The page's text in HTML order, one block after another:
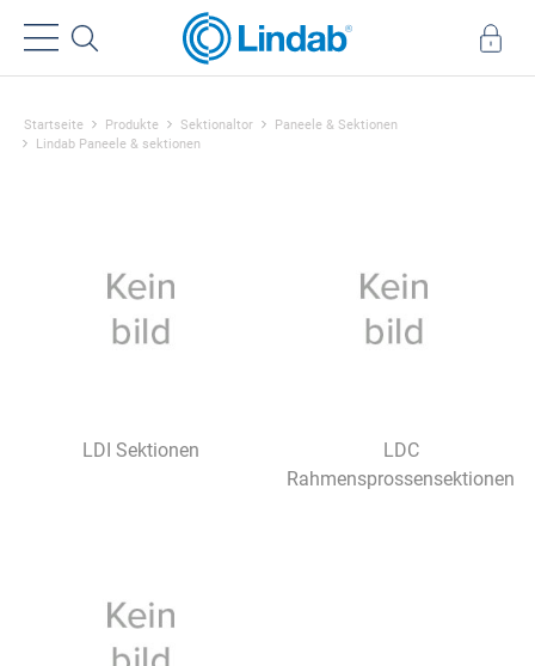
Startseite Produkte Sektionaltor
Paneele & Sektionen
Lindab Paneele & sektionen
LDI Sektionen
LDC
Rahmensprossensektionen